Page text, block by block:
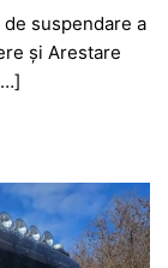
suspendare a
și Arestare